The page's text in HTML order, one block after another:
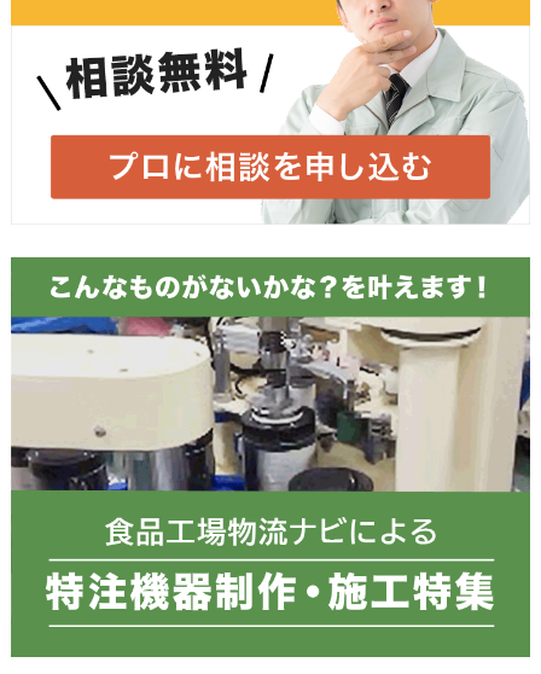
メールアドレス 必須
お電話番号 必須
郵便番号
都道府県 必須